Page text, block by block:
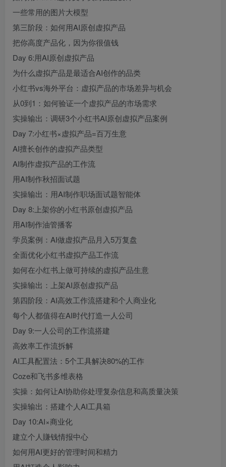
一些常用的图片大模型
第三阶段：如何用AI原创虚拟产品
把你高度产品化，因为你很值钱
Day 6:用AI原创虚拟产品
为什么虚拟产品是最适合AI创作的品类
小红书vs海外平台：虚拟产品的市场差异与机会
从0到1：如何验证一个虚拟产品的市场需求
实操输出：调研3个小红书AI原创虚拟产品案例
Day 7:小红书×虚拟产品=百万生意
AI擅长创作的虚拟产品类型
AI制作虚拟产品的工作流
用AI制作秋招面试题
实操输出：用AI制作职场面试题智能体
Day 8:上架你的小红书原创虚拟产品
用AI制作油管播客
学员案例：AI做虚拟产品月入5万复盘
全面优化小红书虚拟产品工作流
如何在小红书上做可持续的虚拟产品生意
实操输出：上架AI原创虚拟产品
第四阶段：AI高效工作流搭建和个人商业化
每个人都值得在AI时代打造一人公司
Day 9:一人公司的工作流搭建
高效率工作流拆解
AI工具配置法：5个工具解决80%的工作
Coze和飞书多维表格
实操：如何让AI协助你处理复杂信息和高质量决策
实操输出：搭建个人AI工具箱
Day 10:AI×商业化
建立个人賺钱情报中心
如何用AI更好的管理时间和精力